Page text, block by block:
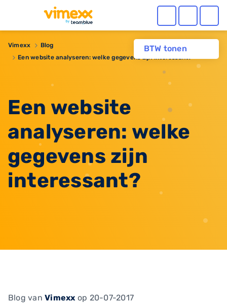
BTW tonen
Vimexx
Blog
Een website analyseren: welke gegevens zijn interessant?
Een website
analyseren: welke
gegevens zijn
interessant?
Blog vanVimexx op 20-07-2017